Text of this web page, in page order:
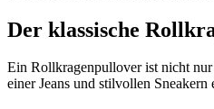
Der klassische
Ein Rollkragenpullover ist nicht
einer Jeans und stilvollen